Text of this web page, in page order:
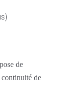
de
de